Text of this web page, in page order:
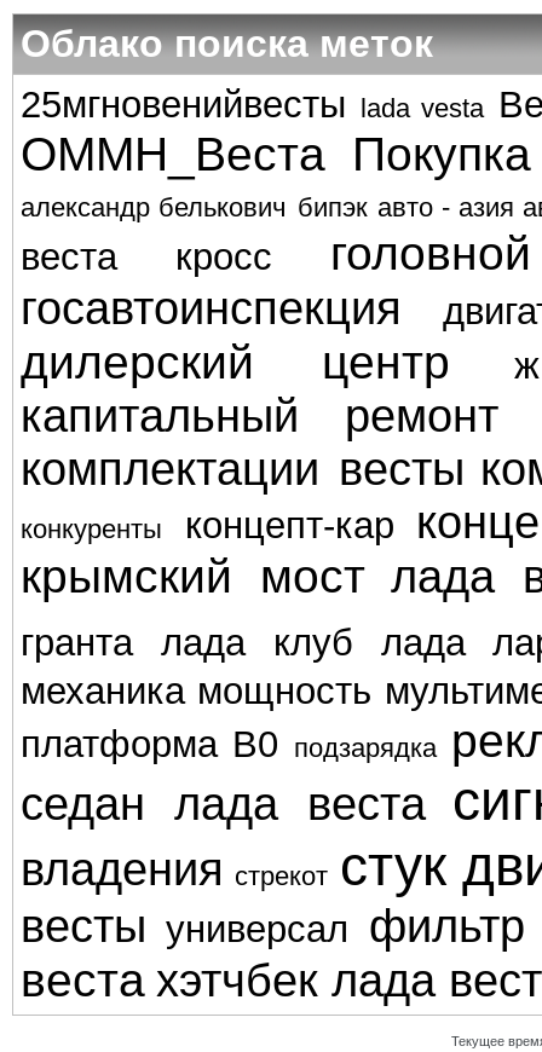
Облако поиска меток
25мгновенийвесты lada vesta
ОММН_Веста
александр белькович бипэк авто - азия
веста кросс
госавтоинспекция
дилерский центр
капитальный ремонт
комплектации весты
конкуренты концепт-кар
крымский мост лада
гранта лада клуб
лада
механика мощность
платформа В0
подзарядка
седан лада веста
владения стрекот стук
весты универсал
веста хэтчбек лада
Текущее